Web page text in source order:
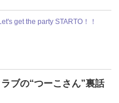
get the party STARTO！！
ブの“つーこさん”裏話